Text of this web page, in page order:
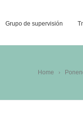
Grupo de supervisión
Home